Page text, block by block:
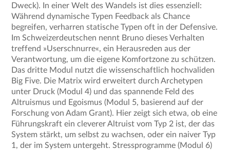
Dweck). In einer Welt des Wandels ist dies essenziell:
Während dynamische Typen Feedback als Chance
begreifen, verharren statische Typen oft in der Defensive.
Im Schweizerdeutschen nennt Bruno dieses Verhalten
treffend »Userschnurre«, ein Herausreden aus der
Verantwortung, um die eigene Komfortzone zu schützen.
Das dritte Modul nutzt die wissenschaftlich hochvaliden
Big Five. Die Matrix wird erweitert durch Archetypen
unter Druck (Modul 4) und das spannende Feld des
Altruismus und Egoismus (Modul 5, basierend auf der
Forschung von Adam Grant). Hier zeigt sich etwa, ob eine
Führungskraft ein cleverer Altruist vom Typ 2 ist, der das
System stärkt, um selbst zu wachsen, oder ein naiver Typ
1, der im System untergeht. Stressprogramme (Modul 6)